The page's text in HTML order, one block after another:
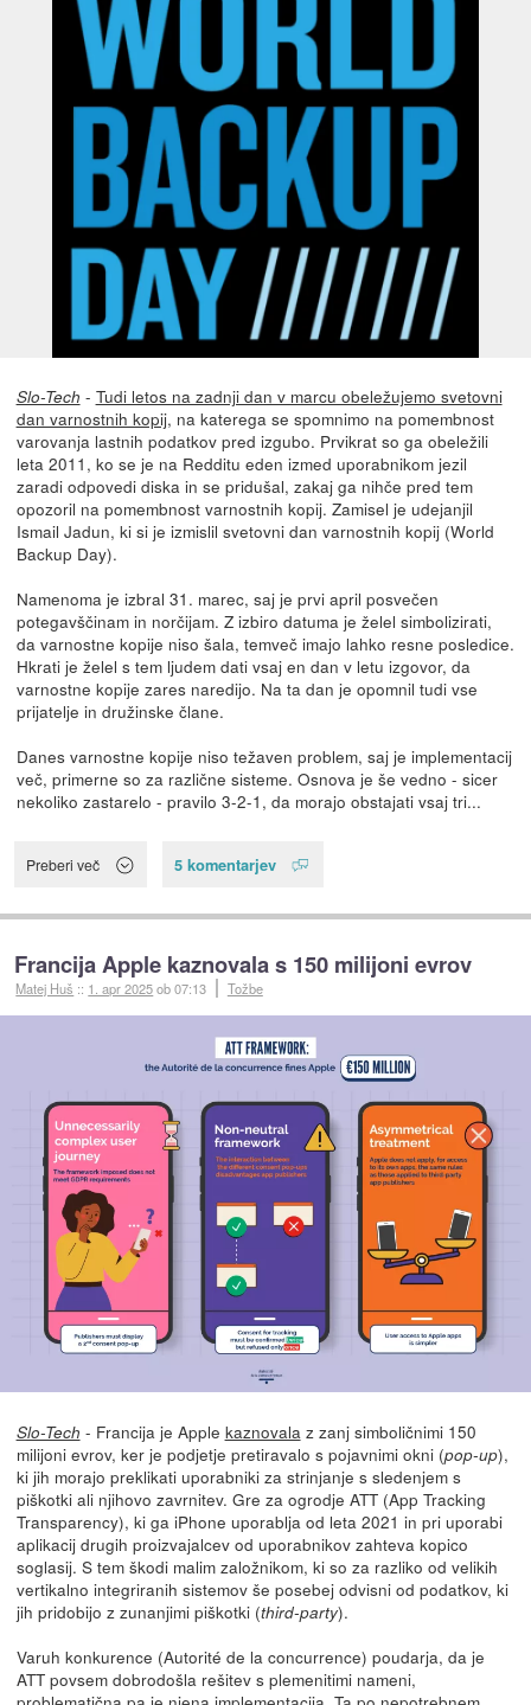
Slo-Tech - Tudi letos na zadnji dan v marcu obeležujemo svetovni
dan varnostnih kopij, na katerega se spomnimo na pomembnost
varovanja lastnih podatkov pred izgubo. Prvikrat so ga obeležili
leta 2011, ko se je na Redditu eden izmed uporabnikom jezil
zaradi odpovedi diska in se pridušal, zakaj ga nihče pred tem
opozoril na pomembnost varnostnih kopij. Zamisel je udejanjil
Ismail Jadun, ki si je izmislil svetovni dan varnostnih kopij (World
Backup Day).
Namenoma je izbral 31. marec, saj je prvi april posvečen
potegavščinam in norčijam. Z izbiro datuma je želel simbolizirati,
da varnostne kopije niso šala, temveč imajo lahko resne posledice.
Hkrati je želel s tem ljudem dati vsaj en dan v letu izgovor, da
varnostne kopije zares naredijo. Na ta dan je opomnil tudi vse
prijatelje in družinske člane.
Danes varnostne kopije niso težaven problem, saj je implementacij
več, primerne so za različne sisteme. Osnova je še vedno - sicer
nekoliko zastarelo - pravilo 3-2-1, da morajo obstajati vsaj tri...
Preberi več 5 komentarjev
Francija Apple kaznovala s 150 milijoni evrov
Matej Huš :: 1. apr 2025ob 07:13 Tožbe
Slo-Tech - Francija je Apple kaznovala z zanj simboličnimi 150
milijoni evrov, ker je podjetje pretiravalo s pojavnimi okni (pop-up),
ki jih morajo preklikati uporabniki za strinjanje s sledenjem s
piškotki ali njihovo zavrnitev. Gre za ogrodje ATT (App Tracking
Transparency), ki ga iPhone uporablja od leta 2021 in pri uporabi
aplikacij drugih proizvajalcev od uporabnikov zahteva kopico
soglasij. S tem škodi malim založnikom, ki so za razliko od velikih
vertikalno integriranih sistemov še posebej odvisni od podatkov, ki
jih pridobijo z zunanjimi piškotki (third-party).
Varuh konkurence (Autorité de la concurrence) poudarja, da je
ATT povsem dobrodošla rešitev s plemenitimi nameni,